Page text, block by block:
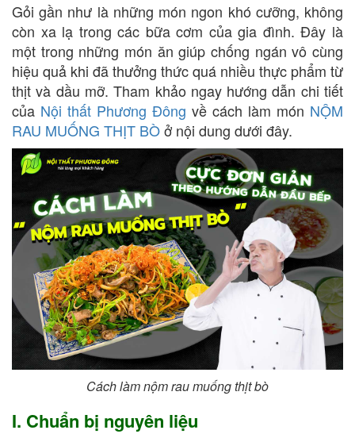
Gỏi gần như là những món ngon khó cưỡng, không
còn xa lạ trong các bữa cơm của gia đình. Đây là
một trong những món ăn giúp chống ngán vô cùng
hiệu quả khi đã thưởng thức quá nhiều thực phẩm từ
thịt và dầu mỡ. Tham khảo ngay hướng dẫn chi tiết
của Nội thất Phương Đông về cách làm món NỘM
RAU MUỐNG THỊT BÒở nội dung dưới đây.
Cách làm nộm rau muống thịt bò
I. Chuẩn bị nguyên liệu